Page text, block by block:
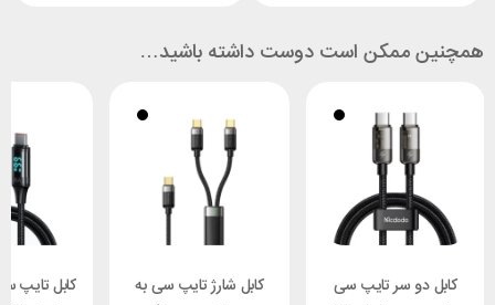
همچنین ممکن است دوست داشته باشید…
کابل دو سر تایپ سی
کابل شارژ تایپ سی به
کابل تایپ